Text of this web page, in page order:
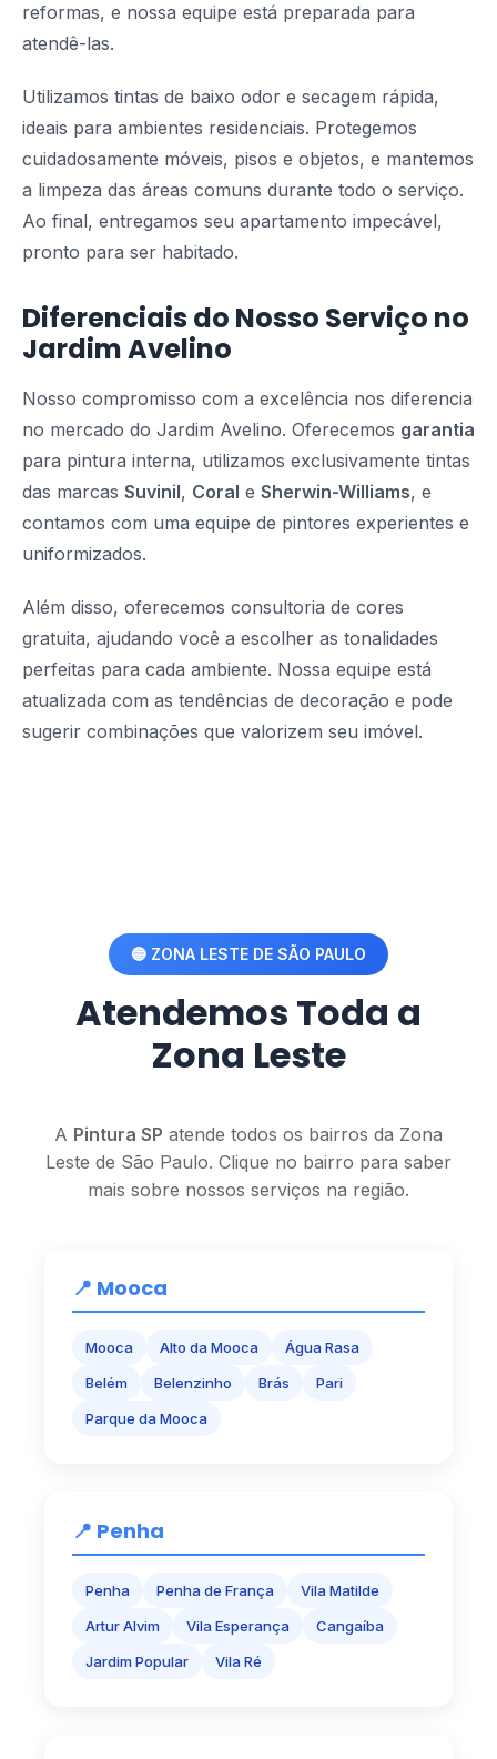
reformas, e nossa equipe está preparada para
atendê-las.
Utilizamos tintas de baixo odor e secagem rápida,
ideais para ambientes residenciais. Protegemos
cuidadosamente móveis, pisos e objetos, e mantemos
a limpeza das áreas comuns durante todo o serviço.
Ao final, entregamos seu apartamento impecável,
pronto para ser habitado.
Diferenciais do Nosso Serviço no
Jardim Avelino
Nosso compromisso com a excelência nos diferencia
no mercado do Jardim Avelino. Oferecemos garantia
para pintura interna, utilizamos exclusivamente tintas
das marcas Suvinil, Coral e Sherwin-Williams, e
contamos com uma equipe de pintores experientes e
uniformizados.
Além disso, oferecemos consultoria de cores
gratuita, ajudando você a escolher as tonalidades
perfeitas para cada ambiente. Nossa equipe está
atualizada com as tendências de decoração e pode
sugerir combinações que valorizem seu imóvel.
🔵 ZONA LESTE DE SÃO PAULO
Atendemos Toda a
Zona Leste
A Pintura SP atende todos os bairros da Zona
Leste de São Paulo. Clique no bairro para saber
mais sobre nossos serviços na região.
📍 Mooca
Mooca Alto da Mooca
Água Rasa
Belém
Belenzinho Brás
Pari
Parque da Mooca
📍 Penha
Penha Penha de França
Vila Matilde
Artur Alvim
Vila Esperança
Cangaíba
Jardim Popular
Vila Ré